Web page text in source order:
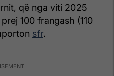
që nga viti 2025
100 frangash (110
sfr.